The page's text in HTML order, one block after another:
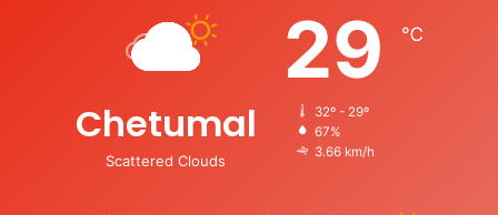
Chetumal
Scattered Clouds
29 ℃
32º - 29º
67%
3.66 km/h